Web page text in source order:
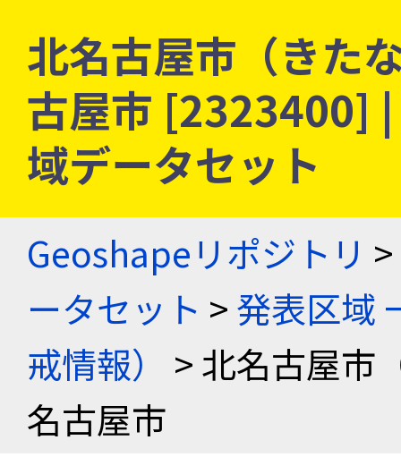
北名古屋市（きた
古屋市 [2323400]
域データセット
Geoshapeリポジトリ >
ータセット >発表区域
戒情報）
> 北名古屋市
名古屋市